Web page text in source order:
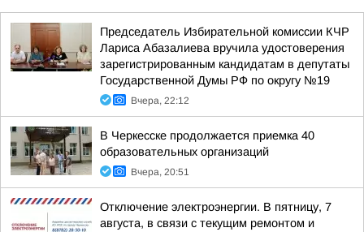
Председатель Избирательной комиссии КЧР
Лариса Абазалиева вручила удостоверения
зарегистрированным кандидатам в депутаты
Государственной Думы РФ по округу №19
Вчера, 22:12
В Черкесске продолжается приемка 40
образовательных организаций
Вчера, 20:51
Отключение электроэнергии. В пятницу, 7
августа, в связи с текущим ремонтом и